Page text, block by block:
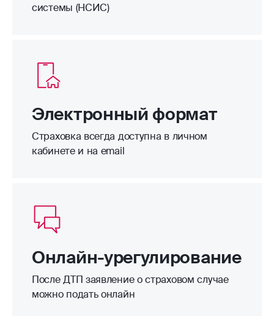
системы (НСИС)
Электронный формат
Страховка всегда доступна в личном
кабинете и на email
Онлайн-урегулирование
После ДТП заявление о страховом случае
можно подать онлайн